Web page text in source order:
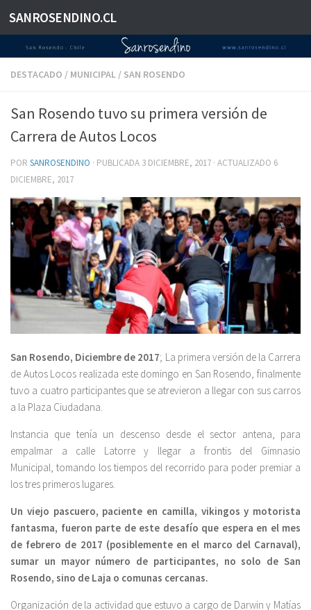
Saltar al contenido
SANROSENDINO.CL
DESTACADO / MUNICIPAL / SAN ROSENDO
San Rosendo tuvo su primera versión de
Carrera de Autos Locos
POR SANROSENDINO · PUBLICADA 3 DICIEMBRE, 2017 · ACTUALIZADO 6
DICIEMBRE, 2017
San Rosendo, Diciembre de 2017; La primera versión de la Carrera
de Autos Locos realizada este domingo en San Rosendo, finalmente
tuvo a cuatro participantes que se atrevieron a llegar con sus carros
a la Plaza Ciudadana.
Instancia que tenía un descenso desde el sector antena, para
empalmar a calle Latorre y llegar a frontis del Gimnasio
Municipal, tomando los tiempos del recorrido para poder premiar a
los tres primeros lugares.
Un viejo pascuero, paciente en camilla, vikingos y motorista
fantasma, fueron parte de este desafío que espera en el mes
de febrero de 2017 (posiblemente en el marco del Carnaval),
sumar un mayor número de participantes, no solo de San
Rosendo, sino de Laja o comunas cercanas.
Organización de la actividad que estuvo a cargo de Darwin y Matías